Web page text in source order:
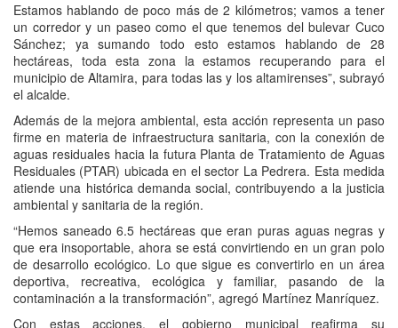
Estamos hablando de poco más de 2 kilómetros; vamos a tener
un corredor y un paseo como el que tenemos del bulevar Cuco
Sánchez; ya sumando todo esto estamos hablando de 28
hectáreas, toda esta zona la estamos recuperando para el
municipio de Altamira, para todas las y los altamirenses”, subrayó
el alcalde.
Además de la mejora ambiental, esta acción representa un paso
firme en materia de infraestructura sanitaria, con la conexión de
aguas residuales hacia la futura Planta de Tratamiento de Aguas
Residuales (PTAR) ubicada en el sector La Pedrera. Esta medida
atiende una histórica demanda social, contribuyendo a la justicia
ambiental y sanitaria de la región.
“Hemos saneado 6.5 hectáreas que eran puras aguas negras y
que era insoportable, ahora se está convirtiendo en un gran polo
de desarrollo ecológico. Lo que sigue es convertirlo en un área
deportiva, recreativa, ecológica y familiar, pasando de la
contaminación a la transformación”, agregó Martínez Manríquez.
Con estas acciones, el gobierno municipal reafirma su